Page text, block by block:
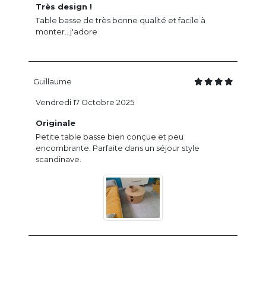
Très design !
Table basse de très bonne qualité et facile à
monter.. j'adore
Guillaume
Originale
Petite table basse bien conçue et peu
encombrante. Parfaite dans un séjour style
scandinave.
Vendredi 17 Octobre 2025